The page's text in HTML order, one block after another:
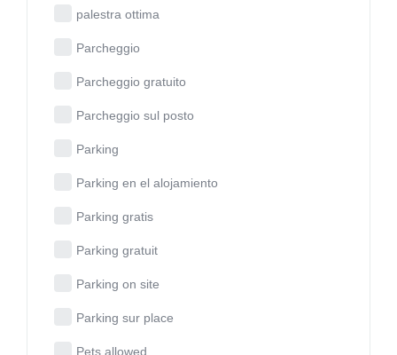
palestra ottima
Parcheggio
Parcheggio gratuito
Parcheggio sul posto
Parking
Parking en el alojamiento
Parking gratis
Parking gratuit
Parking on site
Parking sur place
Pets allowed